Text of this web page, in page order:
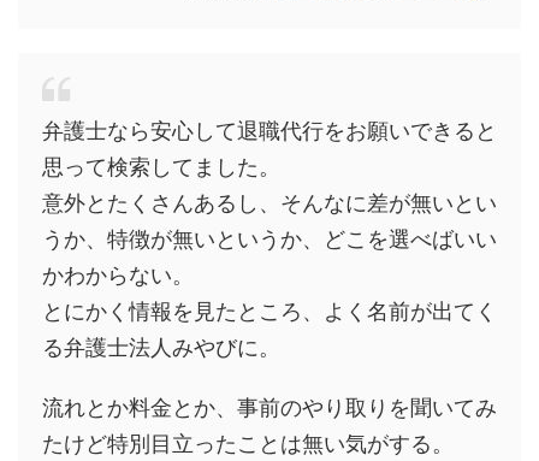
弁護士なら安心して退職代行をお願いできると
思って検索してました。
意外とたくさんあるし、そんなに差が無いとい
うか、特徴が無いというか、どこを選べばいい
かわからない。
とにかく情報を見たところ、よく名前が出てく
る弁護士法人みやびに。
流れとか料金とか、事前のやり取りを聞いてみ
たけど特別目立ったことは無い気がする。